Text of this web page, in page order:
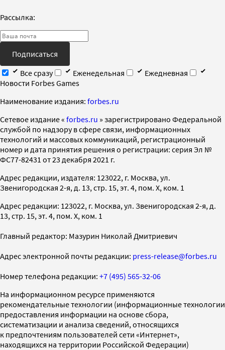
Рассылка:
Подписаться
Все сразу
Еженедельная
Ежедневная
Новости Forbes Games
Наименование издания: forbes.ru
Cетевое издание « forbes.ru » зарегистрировано Федеральной
службой по надзору в сфере связи, информационных
технологий и массовых коммуникаций, регистрационный
номер и дата принятия решения о регистрации: серия Эл №
ФС77-82431 от 23 декабря 2021 г.
Адрес редакции, издателя: 123022, г. Москва, ул.
Звенигородская 2-я, д. 13, стр. 15, эт. 4, пом. X, ком. 1
Адрес редакции: 123022, г. Москва, ул. Звенигородская 2-я, д.
13, стр. 15, эт. 4, пом. X, ком. 1
Главный редактор: Мазурин Николай Дмитриевич
Адрес электронной почты редакции: press-release@forbes.ru
Номер телефона редакции: +7 (495) 565-32-06
На информационном ресурсе применяются
рекомендательные технологии (информационные технологии
предоставления информации на основе сбора,
систематизации и анализа сведений, относящихся
к предпочтениям пользователей сети «Интернет»,
находящихся на территории Российской Федерации)